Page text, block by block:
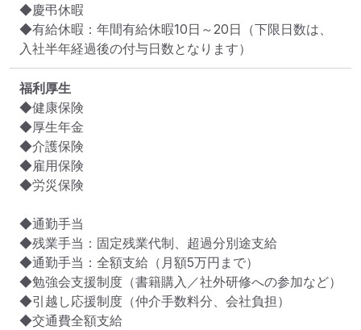
◆慶弔休暇
◆有給休暇：年間有給休暇10日～20日（下限日数は、
入社半年経過後の付与日数となります）
福利厚生
◆健康保険
◆厚生年金
◆介護保険
◆雇用保険
◆労災保険
◆通勤手当
◆残業手当：固定残業代制、超過分別途支給
◆通勤手当：全額支給（月額5万円まで）
◆勉強会支援制度（書籍購入／社外研修への参加など）
◆引越し応援制度（仲介手数料分、会社負担）
◆交通費全額支給